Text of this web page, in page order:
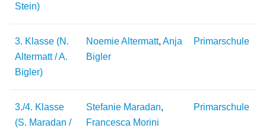
Stein)
3. Klasse (N.
Altermatt / A.
Bigler)
Noemie Altermatt, Anja
Bigler
Primarschule
3./4. Klasse
(S. Maradan /
Stefanie Maradan,
Francesca Morini
Primarschule